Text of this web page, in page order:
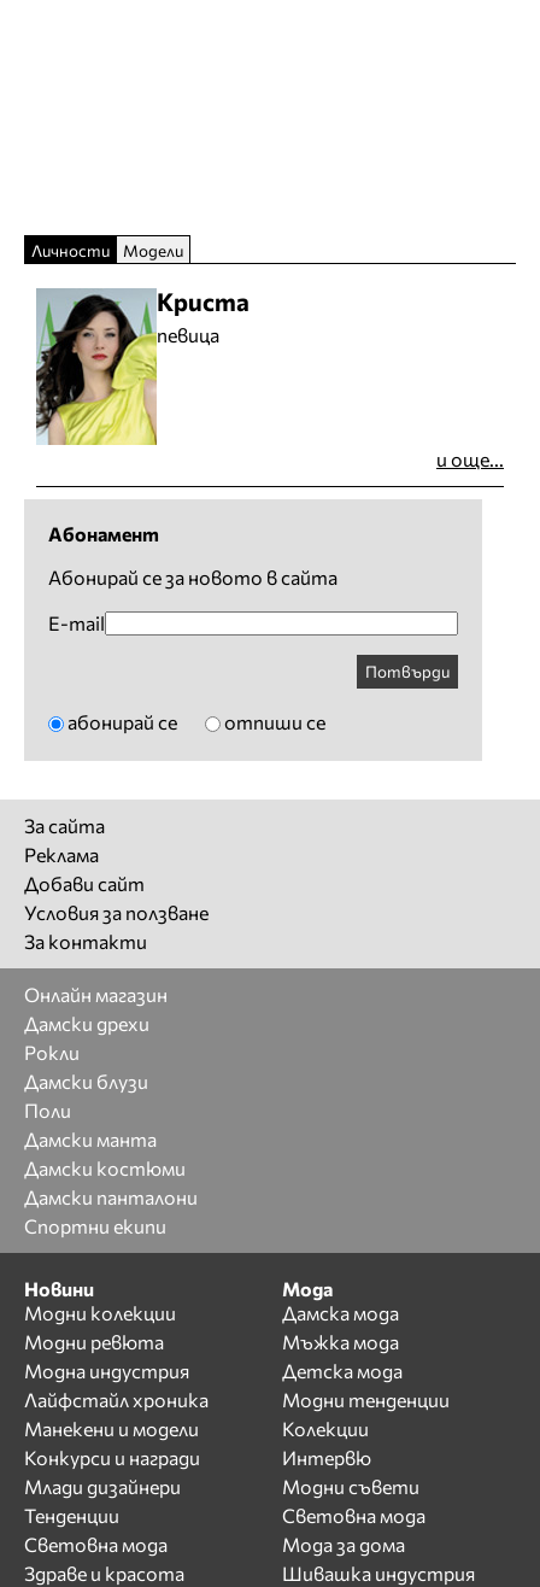
Личности Модели
Криста
певица
и още...
Абонамент
Абонирай се за новото в сайта
E-mail
Потвърди
абонирай се отпиши се
За сайта
Реклама
Добави сайт
Условия за ползване
За контакти
Онлайн магазин
Дамски дрехи
Рокли
Дамски блузи
Поли
Дамски манта
Дамски костюми
Дамски панталони
Спортни екипи
Новини
Модни колекции
Модни ревюта
Модна индустрия
Лайфстайл хроника
Манекени и модели
Конкурси и награди
Млади дизайнери
Тенденции
Световна мода
Здраве и красота
Мода
Дамска мода
Мъжка мода
Детска мода
Модни тенденции
Колекции
Интервю
Модни съвети
Световна мода
Мода за дома
Шивашка индустрия